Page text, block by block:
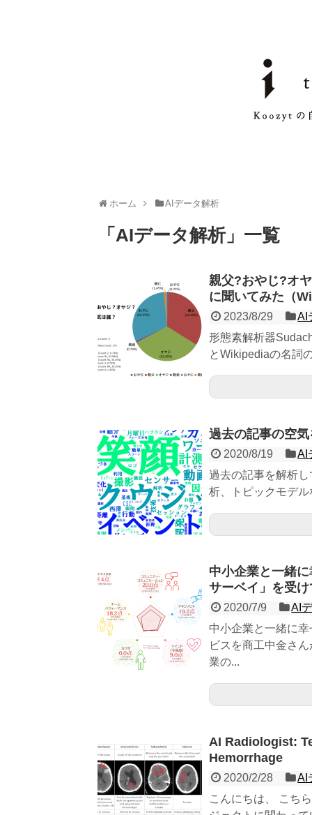
ホーム AIデータ解析
「 AIデータ解析」 一覧
親父?おやじ?オ
に聞いてみた（
2023/8/29
AI
形態素解析器
とWikipediaの名詞
過去の記事の空
2020/8/19
AI
過去の記事を解析
析、トピックモデ
中小企業と一緒
サーベイ」を受
2020/7/9
AI
中小企業と一緒に
ビスを商工中金さ
業の...
AI Radiologist:
Hemorrhage
2020/2/28
AI
こんにちは、 こち